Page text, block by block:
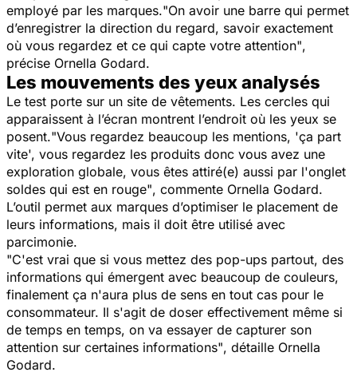
employé par les marques."On avoir une barre qui permet
d’enregistrer la direction du regard, savoir exactement
où vous regardez et ce qui capte votre attention",
précise Ornella Godard.
Les mouvements des yeux analysés
Le test porte sur un site de vêtements. Les cercles qui
apparaissent à l’écran montrent l’endroit où les yeux se
posent."Vous regardez beaucoup les mentions, 'ça part
vite', vous regardez les produits donc vous avez une
exploration globale, vous êtes attiré(e) aussi par l'onglet
soldes qui est en rouge", commente Ornella Godard.
L’outil permet aux marques d’optimiser le placement de
leurs informations, mais il doit être utilisé avec
parcimonie.
"C'est vrai que si vous mettez des pop-ups partout, des
informations qui émergent avec beaucoup de couleurs,
finalement ça n'aura plus de sens en tout cas pour le
consommateur. Il s'agit de doser effectivement même si
de temps en temps, on va essayer de capturer son
attention sur certaines informations", détaille Ornella
Godard.